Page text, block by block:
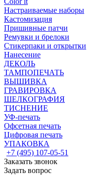
Настраиваемые наборы
Кастомизация
Пришивные патчи
Ремувки и брелоки
Стикерпаки и открытки
Нанесение
ДЕКОЛЬ
ТАМПОПЕЧАТЬ
ВЫШИВКА
ГРАВИРОВКА
ШЕЛКОГРАФИЯ
ТИСНЕНИЕ
УФ-печать
Офсетная печать
Цифровая печать
УПАКОВКА
+7 (495) 107-05-51
Заказать звонок
Задать вопрос